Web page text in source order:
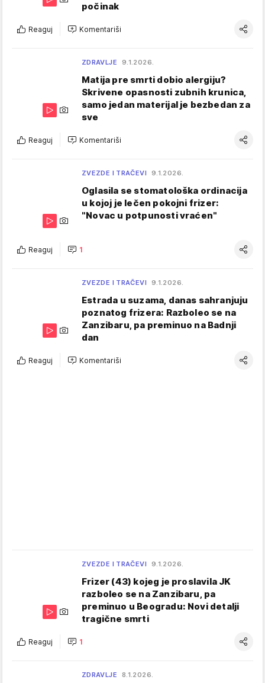
počinak
Reaguj Komentariši
ZDRAVLJE 9.1.2026.
Matija pre smrti dobio alergiju?
Skrivene opasnosti zubnih krunica,
samo jedan materijal je bezbedan za
sve
Reaguj Komentariši
ZVEZDE I TRAČEVI 9.1.2026.
Oglasila se stomatološka ordinacija
u kojoj je lečen pokojni frizer:
"Novac u potpunosti vraćen"
Reaguj 1
ZVEZDE I TRAČEVI 9.1.2026.
Estrada u suzama, danas sahranjuju
poznatog frizera: Razboleo se na
Zanzibaru, pa preminuo na Badnji
dan
Reaguj Komentariši
ZVEZDE I TRAČEVI 9.1.2026.
Frizer (43) kojeg je proslavila JK
razboleo se na Zanzibaru, pa
preminuo u Beogradu: Novi detalji
tragične smrti
Reaguj 1
ZDRAVLJE 8.1.2026.